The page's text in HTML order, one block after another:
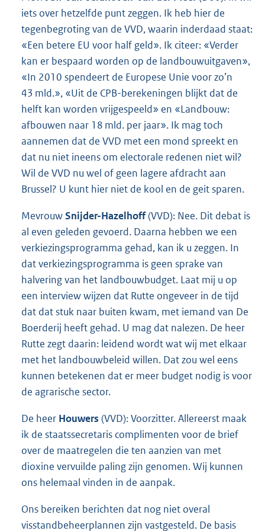
iets over hetzelfde punt zeggen. Ik heb hier de
tegenbegroting van de VVD, waarin inderdaad staat:
«Een betere EU voor half geld». Ik citeer: «Verder
kan er bespaard worden op de landbouwuitgaven»,
«In 2010 spendeert de Europese Unie voor zo’n
43 mld.», «Uit de CPB-berekeningen blijkt dat de
helft kan worden vrijgespeeld» en «Landbouw:
afbouwen naar 18 mld. per jaar». Ik mag toch
aannemen dat de VVD met een mond spreekt en
dat nu niet ineens om electorale redenen niet wil?
Wil de VVD nu wel of geen lagere afdracht aan
Brussel? U kunt hier niet de kool en de geit sparen.
MevrouwSnijder-Hazelhoff(VVD): Nee. Dit debat is
al even geleden gevoerd. Daarna hebben we een
verkiezingsprogramma gehad, kan ik u zeggen. In
dat verkiezingsprogramma is geen sprake van
halvering van het landbouwbudget. Laat mij u op
een interview wijzen dat Rutte ongeveer in de tijd
dat dat stuk naar buiten kwam, met iemand van De
Boerderij heeft gehad. U mag dat nalezen. De heer
Rutte zegt daarin: leidend wordt wat wij met elkaar
met het landbouwbeleid willen. Dat zou wel eens
kunnen betekenen dat er meer budget nodig is voor
de agrarische sector.
De heer Houwers (VVD): Voorzitter. Allereerst maak
ik de staatssecretaris complimenten voor de brief
over de maatregelen die ten aanzien van met
dioxine vervuilde paling zijn genomen. Wij kunnen
ons helemaal vinden in de aanpak.
Ons bereiken berichten dat nog niet overal
visstandbeheerplannen zijn vastgesteld. De basis